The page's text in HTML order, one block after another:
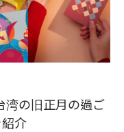
湾の旧正月の過ご
介